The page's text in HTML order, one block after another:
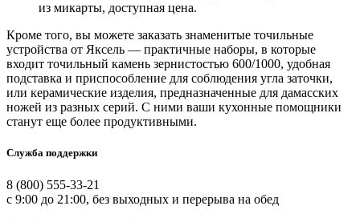
из микарты, доступная цена.
Кроме того, вы можете заказать знаменитые точильные
устройства от Яксель — практичные наборы, в которые
входит точильный камень зернистостью 600/1000, удобная
подставка и приспособление для соблюдения угла заточки,
или керамические изделия, предназначенные для дамасских
ножей из разных серий. С ними ваши кухонные помощники
станут еще более продуктивными.
Служба поддержки
8 (800) 555-33-21
с 9:00 до 21:00, без выходных и перерыва на обед